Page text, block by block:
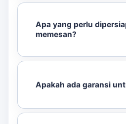
Apa yang perlu
memesan?
Apakah ada garansi